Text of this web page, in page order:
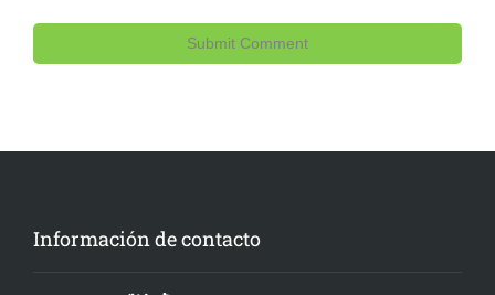
Información de contacto